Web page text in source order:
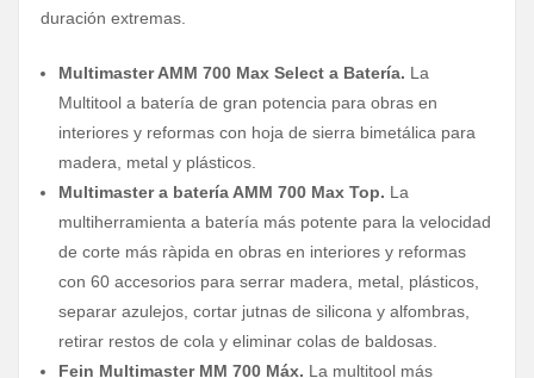
duración extremas.
Multimaster AMM 700 Max Select a Batería. La
Multitool a batería de gran potencia para obras en
interiores y reformas con hoja de sierra bimetálica para
madera, metal y plásticos.
Multimaster a batería AMM 700 Max Top. La
multiherramienta a batería más potente para la velocidad
de corte más ràpida en obras en interiores y reformas
con 60 accesorios para serrar madera, metal, plásticos,
separar azulejos, cortar jutnas de silicona y alfombras,
retirar restos de cola y eliminar colas de baldosas.
Fein Multimaster MM 700 Máx. La multitool más